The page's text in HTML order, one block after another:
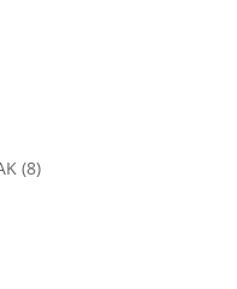
(8)